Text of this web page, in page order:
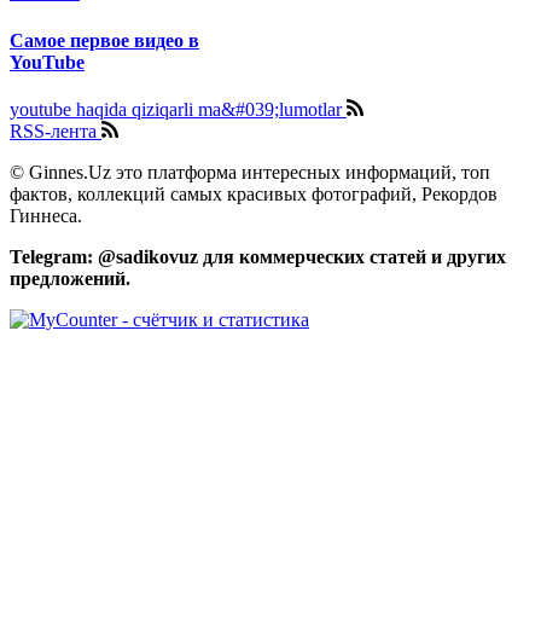
Самое первое видео в
YouTube
youtube haqida qiziqarli ma&#039;lumotlar
RSS-лента
© Ginnes.Uz это платформа интересных информаций, топ
фактов, коллекций самых красивых фотографий, Рекордов
Гиннеса.
Telegram: @sadikovuz для коммерческих статей и других
предложений.